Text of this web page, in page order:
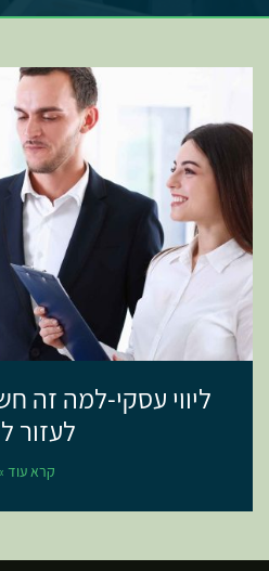
ליווי עסקי-למה זה
לעזור
קרא עוד